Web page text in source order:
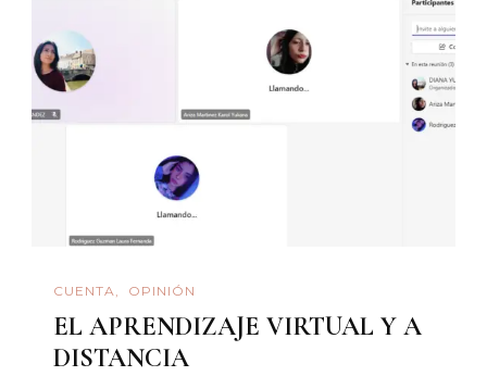
CUENTA OPINIÓN
EL APRENDIZAJE VIRTUAL Y A
DISTANCIA